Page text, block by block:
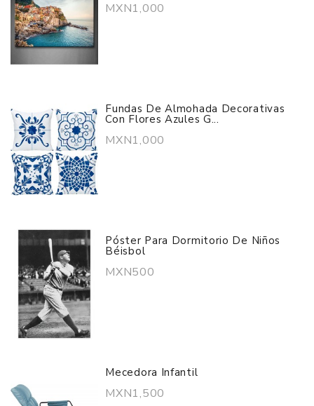
MXN1,000
Fundas De Almohada Decorativas
Con Flores Azules G...
MXN1,000
Póster Para Dormitorio De Niños
Béisbol
MXN500
Mecedora Infantil
MXN1,500